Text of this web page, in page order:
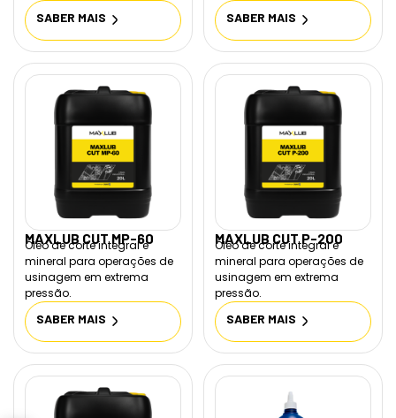
SABER MAIS
SABER MAIS
MAXLUB CUT MP-60
Óleo de corte integral e
mineral para operações de
usinagem em extrema
pressão.
SABER MAIS
MAXLUB CUT P-200
Óleo de corte integral e
mineral para operações de
usinagem em extrema
pressão.
SABER MAIS